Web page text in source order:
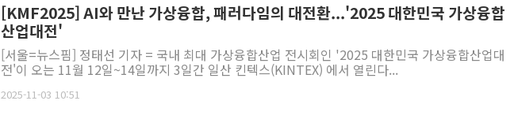
[KMF2025] AI와 만난 가상융합, 패러다임의 대전환...'2025 대한민국 가상융합
산업대전'
[서울=뉴스핌] 정태선 기자 = 국내 최대 가상융합산업 전시회인 '2025 대한민국 가상융합산업대
전'이 오는 11월 12일~14일까지 3일간 일산 킨텍스(KINTEX) 에서 열린다...
2025-11-03 10:51